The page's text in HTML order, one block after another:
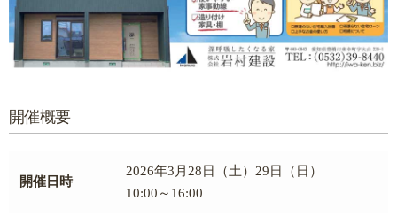
開催概要
開催日時
2026年3月28日（土）29日（日）
10:00～16:00